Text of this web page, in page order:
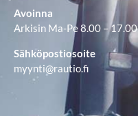
Avoinna
Arkisin Ma-Pe 8.00 – 17.00
Sähköpostiosoite
myynti@rautio.fi